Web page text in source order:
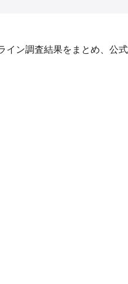
ン調査結果をまとめ、公